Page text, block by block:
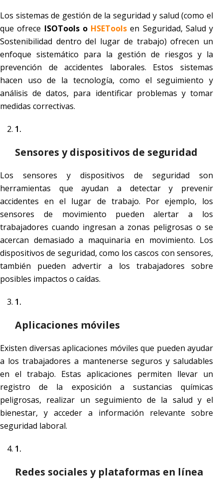
Los sistemas de gestión de la seguridad y salud (como el
que ofrece ISOTools o HSETools en Seguridad, Salud y
Sostenibilidad dentro del lugar de trabajo) ofrecen un
enfoque sistemático para la gestión de riesgos y la
prevención de accidentes laborales. Estos sistemas
hacen uso de la tecnología, como el seguimiento y
análisis de datos, para identificar problemas y tomar
medidas correctivas.
Sensores y dispositivos de seguridad
Los sensores y dispositivos de seguridad son
herramientas que ayudan a detectar y prevenir
accidentes en el lugar de trabajo. Por ejemplo, los
sensores de movimiento pueden alertar a los
trabajadores cuando ingresan a zonas peligrosas o se
acercan demasiado a maquinaria en movimiento. Los
dispositivos de seguridad, como los cascos con sensores,
también pueden advertir a los trabajadores sobre
posibles impactos o caídas.
Aplicaciones móviles
Existen diversas aplicaciones móviles que pueden ayudar
a los trabajadores a mantenerse seguros y saludables
en el trabajo. Estas aplicaciones permiten llevar un
registro de la exposición a sustancias químicas
peligrosas, realizar un seguimiento de la salud y el
bienestar, y acceder a información relevante sobre
seguridad laboral.
Redes sociales y plataformas en línea